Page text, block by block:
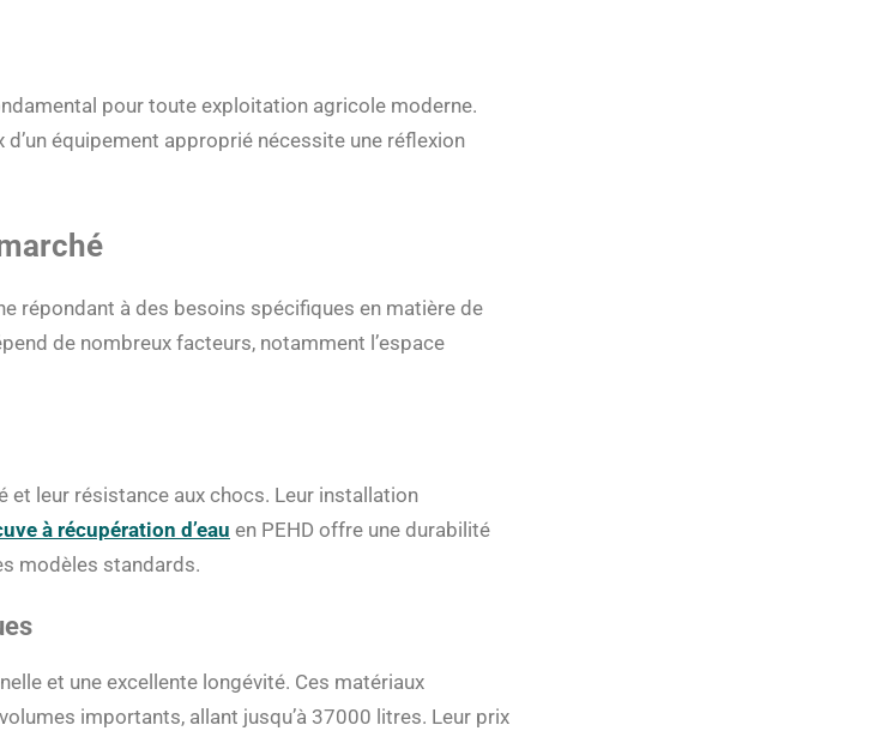
pour toute exploitation agricole moderne.
équipement approprié nécessite une réflexion
répondant à des besoins spécifiques en matière de
de nombreux facteurs, notamment l’espace
et leur résistance aux chocs. Leur installation
à récupération d’eau en PEHD offre une durabilité
modèles standards.
et une excellente longévité. Ces matériaux
importants, allant jusqu’à 37000 litres. Leur prix